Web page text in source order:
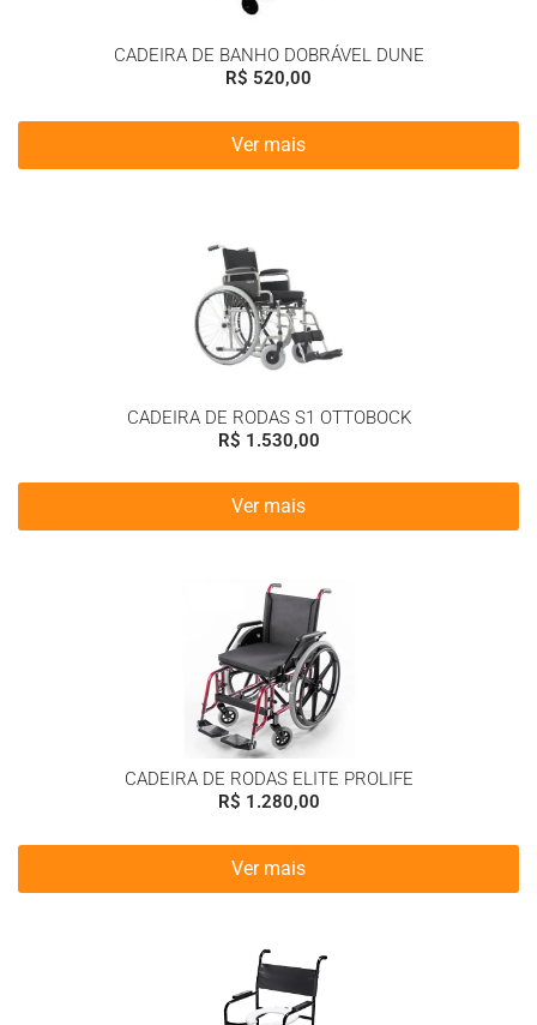
CADEIRA DE BANHO DOBRÁVEL DUNE
R$ 520,00
Ver mais
CADEIRA DE RODAS S1 OTTOBOCK
R$ 1.530,00
Ver mais
CADEIRA DE RODAS ELITE PROLIFE
R$ 1.280,00
Ver mais